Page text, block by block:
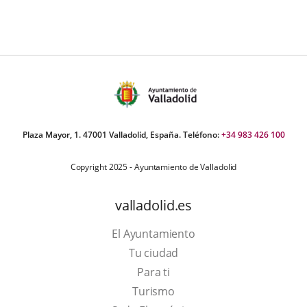
Plaza Mayor, 1. 47001 Valladolid, España. Teléfono:+34 983 426 100
Copyright 2025 - Ayuntamiento de Valladolid
valladolid.es
El Ayuntamiento
Tu ciudad
Para ti
TurismoThis